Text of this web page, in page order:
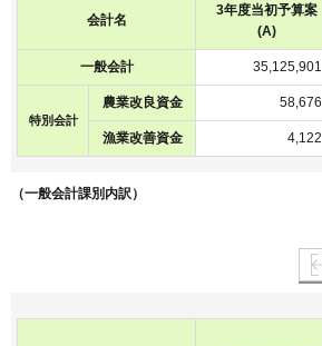
会計名
3年度当初予算案
(A)
一般会計 35,125,901
特別会計
農業改良資金 58,676
漁業改善資金 4,122
（一般会計課別内訳）